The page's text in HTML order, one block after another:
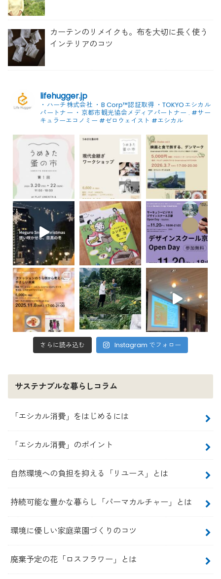
カーテンのリメイクも。布を大切に長く使う
インテリアのコツ
lifehugger.jp
・ハーチ株式会社 ・B Corp™認証取得 ・TOKYOエシカル
パートナー ・京都市観光協会メディアパートナー . #サー
キュラーエコノミー #ゼロウェイスト #エシカル
さらに読み込む Instagram でフォロー
サステナブルな暮らしコラム
「エシカル消費」をはじめるには
「エシカル消費」のポイント
自然環境への負担を抑える「リユース」とは
持続可能な豊かな暮らし「パーマカルチャー」とは
環境に優しい家庭菜園づくりのコツ
廃棄予定の花「ロスフラワー」とは